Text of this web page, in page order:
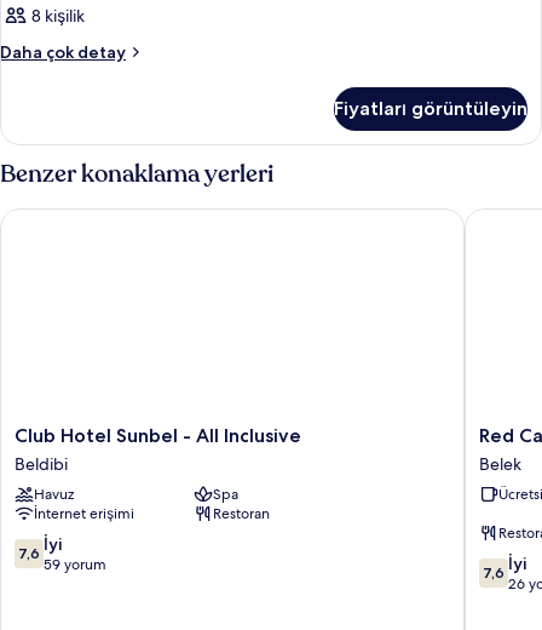
8 kişilik
Daha çok detay
Oda
detay
Fiyatları görüntüleyin
Benzer konaklama yerleri
Club
Hotel
Sunbel
-
All
Inclusive
Beldibi
Club Hotel Sunbel - All Inclusive
Beldibi
Havuz
Spa
İnternet erişimi
Restoran
10
üzerinden
7,6 İyi
59 yorum
Club Hotel Sunbel - All Inclusive
Red
Castle
Hotel
&
Belek
Red
Belek
10
7,6 İyi
26
Red